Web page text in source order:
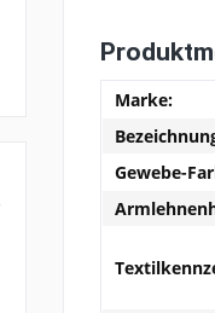
Marke:
Gewebe-